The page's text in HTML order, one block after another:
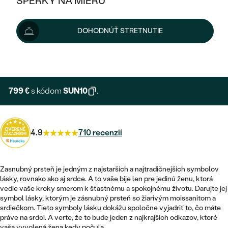
KOMBINOVANÉ ZLATO
PODĽA ŠTÝLU
BEZ KAMEŇA
VYKROJENÉ
NETRADIČNÉ
TEPANÉ
POSTRANNÉ DRAHOKAMY
HALO
VINTAGE
OBRÚČOK
NETRADIČNÉ
ZOSTAVTE SI PRSTEŇ
ZAČAŤ S PRSTEŇOM
VÝPREDAJ
ŠPERKY ČO POMÁHAJÚ
PODĽA TYPU
PRSTENE
PRÍVESKY
NÁRAMKY
SETY
PÁNSKE ŠPERKY
PLATINOVÉ
NAPICHOVACIE
MINIMALISTICKÉ
SOLITÉR
V TVARE SRDCA
ZLATÉ
STRIEBORNÉ
SOLITÉR
NARODENIE DIEŤAŤA
PERSONALIZOVANÉ
SO ZNAMENÍM ZVEROKRUHU
MINIMALISTICKÉ
VÝPREDAJ
ZLATÉ
PLATINOVÉ
ETERNITY
MINIMALISTICKÉ
DOHODNÚŤ STRETNUTIE
888 €
Možnosti doručenia
799 €s kódom SUN10 .
4.9 710 recenzií
Zasnubný prsteň je jedným z najstarších a najtradičnejších symbolov
lásky, rovnako ako aj srdce. A to vaše bije len pre jedinú ženu, ktorá
vedie vaše kroky smerom k šťastnému a spokojnému životu. Darujte jej
symbol lásky, ktorým je zásnubný prsteň so žiarivým moissanitom a
srdiečkom. Tieto symboly lásku dokážu spoločne vyjadriť to, čo máte
práve na srdci. A verte, že to bude jeden z najkrajších odkazov, ktoré